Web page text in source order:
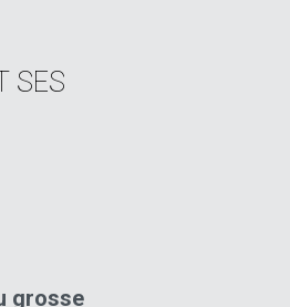
SES
grosse